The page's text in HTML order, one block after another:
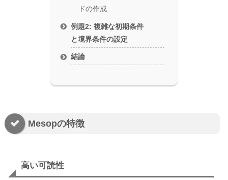
ドの作成
例題2: 複雑な初期条件
と境界条件の設定
結論
Mesopの特徴
高い可読性